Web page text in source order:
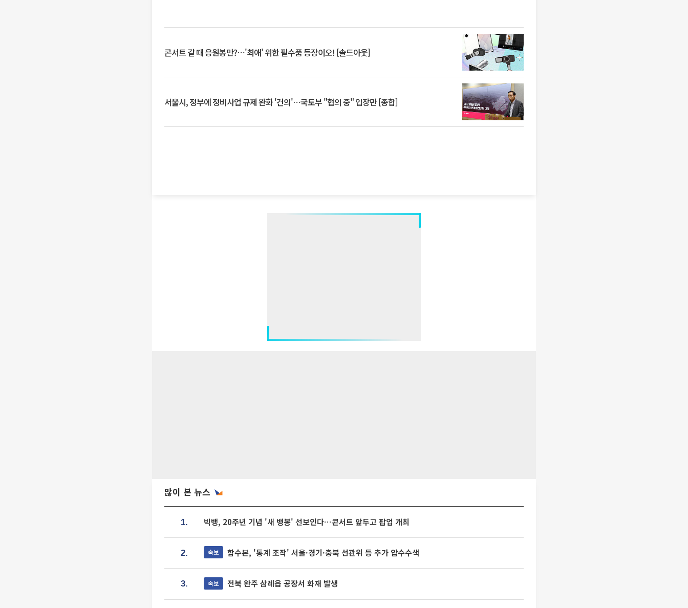
콘서트 갈 때 응원봉만?⋯'최애' 위한 필수품 등장이오! [솔드아웃]
서울시, 정부에 정비사업 규제 완화 '건의'⋯국토부 "협의 중" 입장만 [종합]
많이 본 뉴스
1. 빅뱅, 20주년 기념 '새 뱅봉' 선보인다⋯콘서트 앞두고 팝업 개최
2. 속보 합수본, '통계 조작' 서울·경기·충북 선관위 등 추가 압수수색
3. 속보 전북 완주 삼례읍 공장서 화재 발생